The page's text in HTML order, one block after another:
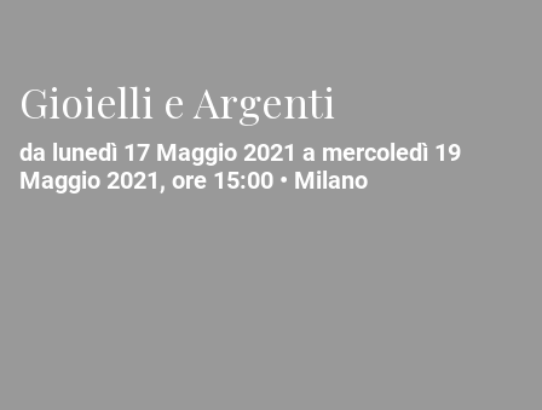
Gioielli e Argenti
da lunedì 17 Maggio 2021 a mercoledì 19
Maggio 2021, ore 15:00 • Milano